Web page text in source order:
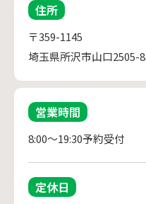
住所
〒359-1145
埼玉県所沢市山口2505-8
営業時間
8:00～19:30予約受付
定休日